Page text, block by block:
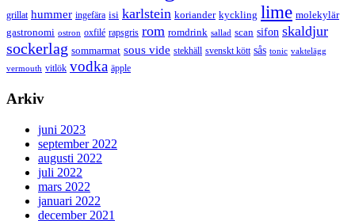
grillat hummer ingefära isi karlstein koriander kyckling lime molekylär
gastronomi ostron oxfilé rapsgris rom romdrink sallad scan sifon skaldjur
sockerlag sommarmat sous vide stekhäll svenskt kött sås tonic vaktelägg
vermouth vitlök vodka äpple
Arkiv
juni 2023
september 2022
augusti 2022
juli 2022
mars 2022
januari 2022
december 2021